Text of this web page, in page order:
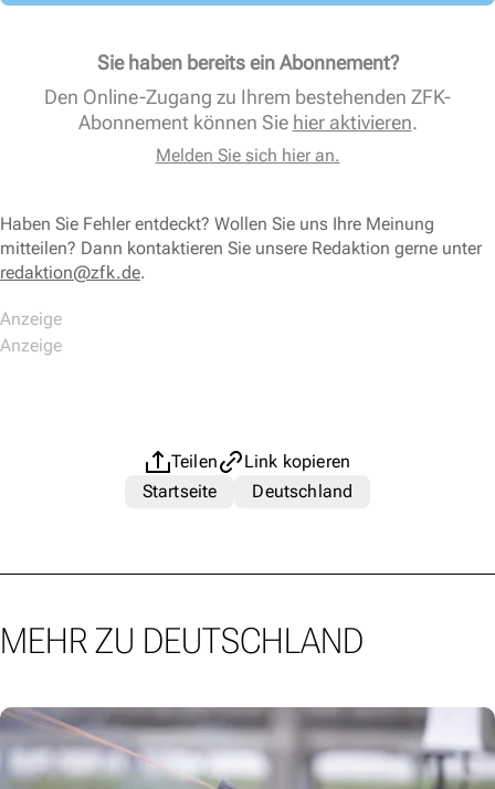
Sie haben bereits ein Abonnement?
Den Online-Zugang zu Ihrem bestehenden ZFK-
Abonnement können Sie hier aktivieren.
Melden Sie sich hier an.
Haben Sie Fehler entdeckt? Wollen Sie uns Ihre Meinung
mitteilen? Dann kontaktieren Sie unsere Redaktion gerne unter
redaktion@zfk.de.
Teilen
Link kopieren
Startseite
Deutschland
MEHR ZU DEUTSCHLAND